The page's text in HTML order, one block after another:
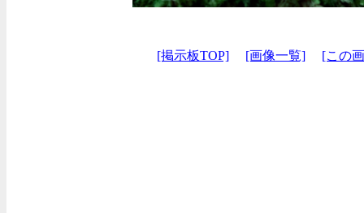
[掲示板TOP] [画像一覧] [この